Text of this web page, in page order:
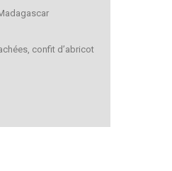
confit d’abricot